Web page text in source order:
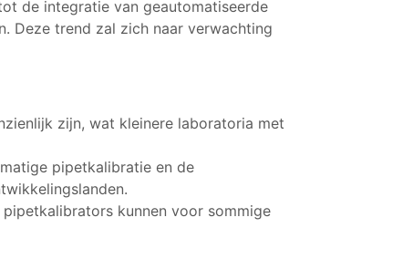
de integratie van geautomatiseerde
Deze trend zal zich naar verwachting
zijn, wat kleinere laboratoria met
pipetkalibratie en de
kunnen voor sommige